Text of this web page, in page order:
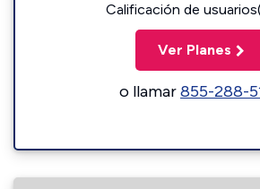
Calificación de
Ver Planes
o llamar855-288-